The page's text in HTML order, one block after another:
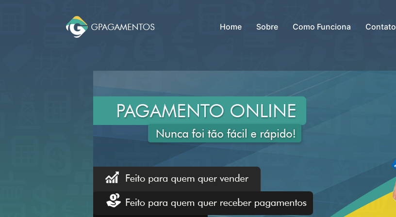
Home Sobre Como Funciona Contato